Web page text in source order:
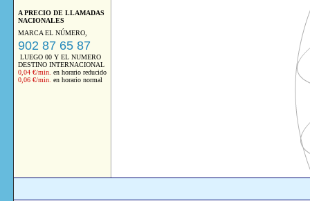
A PRECIO DE LLAMADAS
NACIONALES
MARCA EL NÚMERO,
902 87 65 87
LUEGO 00 Y EL NUMERO
DESTINO INTERNACIONAL
0,04 €/min. en horario reducido
0,06 €/min. en horario normal